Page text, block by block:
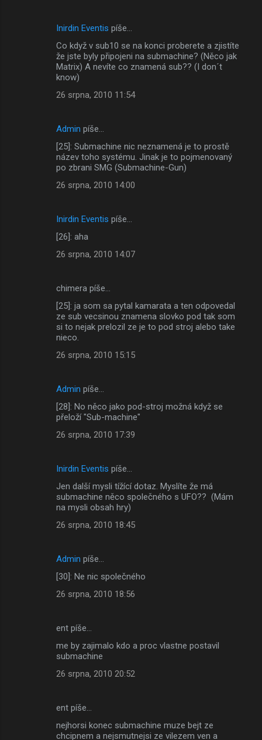
Inirdin Eventis píše…
Co když v sub10 se na konci proberete a zjistíte
že jste byly připojeni na submachine? (Něco jak
Matrix) A nevíte co znamená sub?? (I don´t
know)
26 srpna, 2010 11:54
Admin píše…
[25]: Submachine nic neznamená je to prostě
název toho systému. Jinak je to pojmenovaný
po zbrani SMG (Submachine-Gun)
26 srpna, 2010 14:00
Inirdin Eventis píše…
[26]: aha
26 srpna, 2010 14:07
chimera píše…
[25]: ja som sa pytal kamarata a ten odpovedal
ze sub vecsinou znamena slovko pod tak som
si to nejak prelozil ze je to pod stroj alebo take
nieco.
26 srpna, 2010 15:15
Admin píše…
[28]: No něco jako pod-stroj možná když se
přeloží "Sub-machine"
26 srpna, 2010 17:39
Inirdin Eventis píše…
Jen další mysli tížící dotaz. Myslíte že má
submachine něco společného s UFO?? (Mám
na mysli obsah hry)
26 srpna, 2010 18:45
Admin píše…
[30]: Ne nic společného
26 srpna, 2010 18:56
ent píše…
me by zajimalo kdo a proc vlastne postavil
submachine
26 srpna, 2010 20:52
ent píše…
nejhorsi konec submachine muze bejt ze
chcipnem a nejsmutnejsi ze vilezem ven a